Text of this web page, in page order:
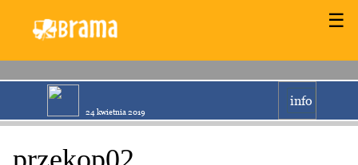
☰
24 kwietnia 2019
info